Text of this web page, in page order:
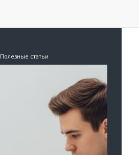
Полезные статьи